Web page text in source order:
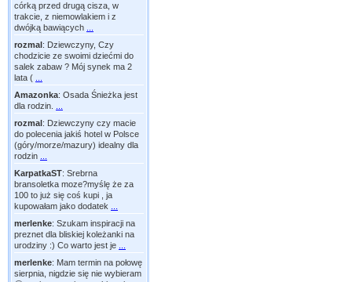
córką przed drugą cisza, w
trakcie, z niemowlakiem i z
dwójką bawiących
rozmal: Dziewczyny, Czy
chodzicie ze swoimi dziećmi do
salek zabaw ? Mój synek ma 2
lata (
Amazonka: Osada Śnieżka jest
dla rodzin.
rozmal: Dziewczyny czy macie
do polecenia jakiś hotel w Polsce
(góry/morze/mazury) idealny dla
rodzin
KarpatkaST: Srebrna
bransoletka moze?myślę że za
100 to już się coś kupi , ja
kupowałam jako dodatek
merlenke: Szukam inspiracji na
preznet dla bliskiej koleżanki na
urodziny :) Co warto jest je
merlenke: Mam termin na połowę
sierpnia, nigdzie się nie wybieram